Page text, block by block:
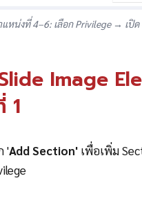
แหน่งที่ 4–6: เลือก Privilege → เปิ
Image
1
'Add Section' เพื่อเพิ่ม